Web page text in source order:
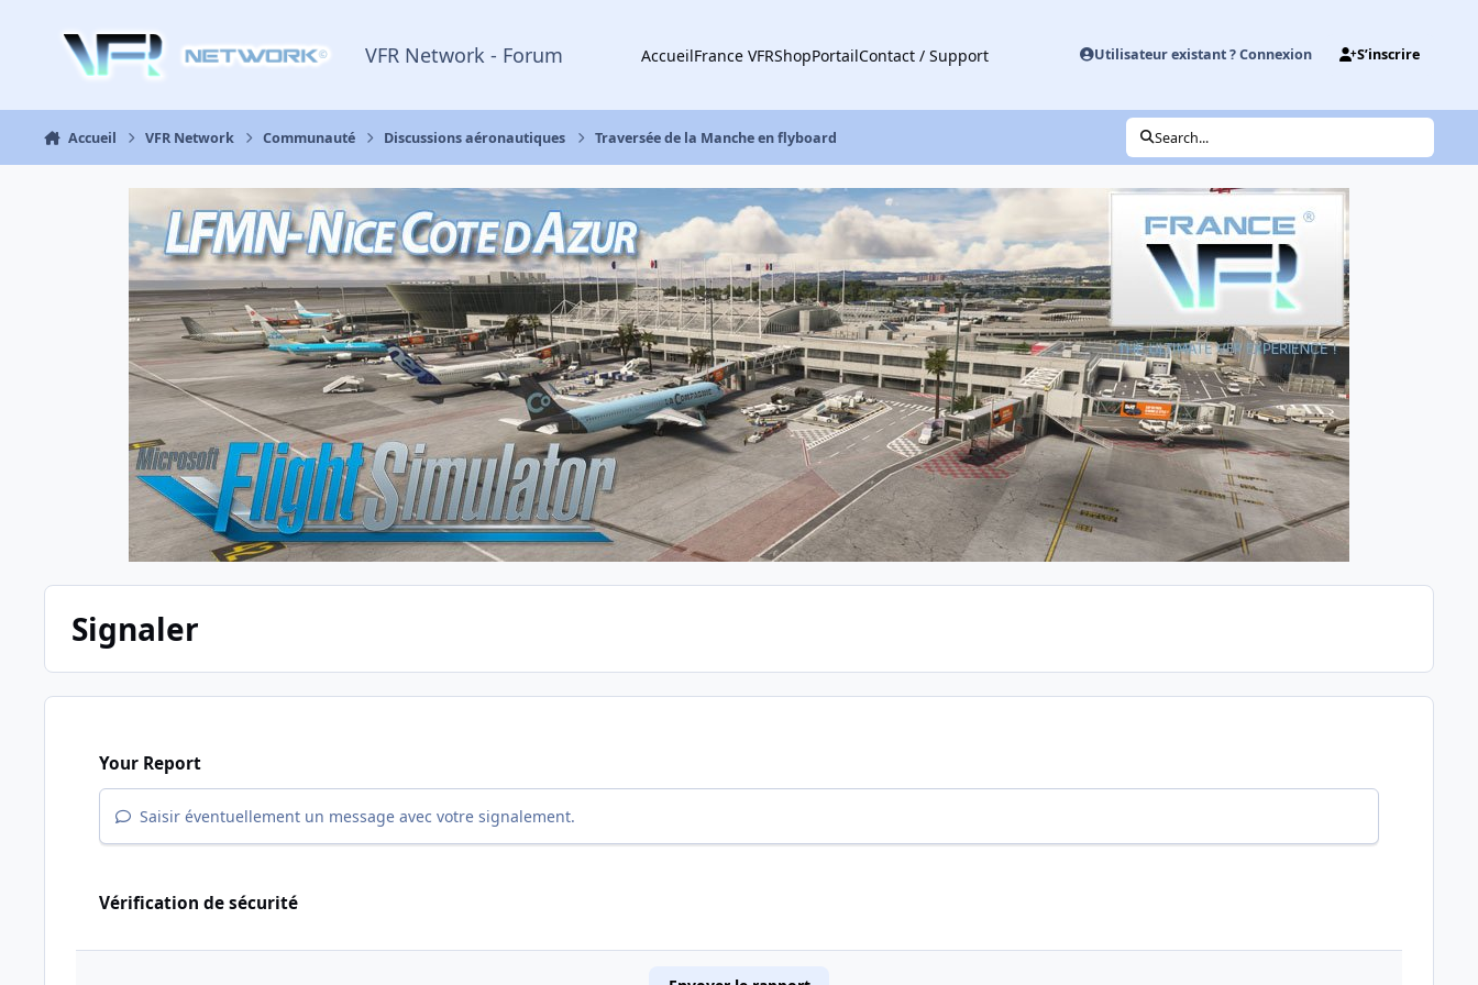
VFR Network - Forum AccueilFrance VFRShopPortailContact / Support Utilisateur existant ? Connexion S’inscrire
Accueil VFR Network Communauté Discussions aéronautiques Traversée de la Manche en flyboard Search...
Signaler
Your Report
Saisir éventuellement un message avec votre signalement.
Vérification de sécurité